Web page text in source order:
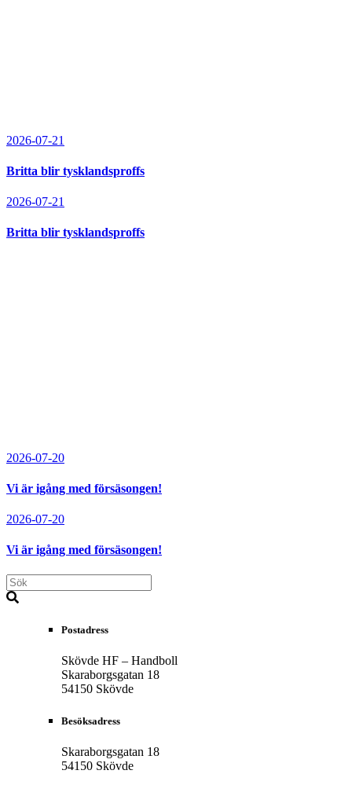
2026-07-21
Britta blir tysklandsproffs
2026-07-21
Britta blir tysklandsproffs
2026-07-20
Vi är igång med försäsongen!
2026-07-20
Vi är igång med försäsongen!
Postadress
Skövde HF – Handboll
Skaraborgsgatan 18
54150 Skövde
Besöksadress
Skaraborgsgatan 18
54150 Skövde